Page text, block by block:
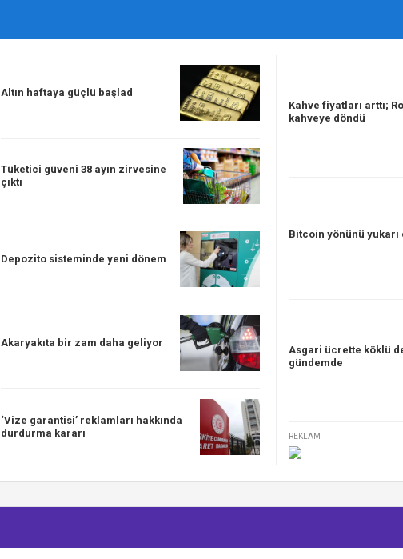
Altın haftaya güçlü başlad
Tüketici güveni 38 ayın zirvesine
çıktı
Depozito sisteminde yeni dönem
Akaryakıta bir zam daha geliyor
‘Vize garantisi’ reklamları hakkında
durdurma kararı
Kahve fiyatları arttı;
kahveye döndü
Bitcoin yönünü
Asgari ücrette köklü
gündemde
REKLAM